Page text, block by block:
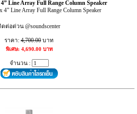
Line Array Full Range Column Speaker
4” Line Array Full Range Column Speaker
ต่อด่วน @soundscenter
ราคา: 4,700.00 บาท
พิเศษ: 4,690.00 บาท
จำนวน :